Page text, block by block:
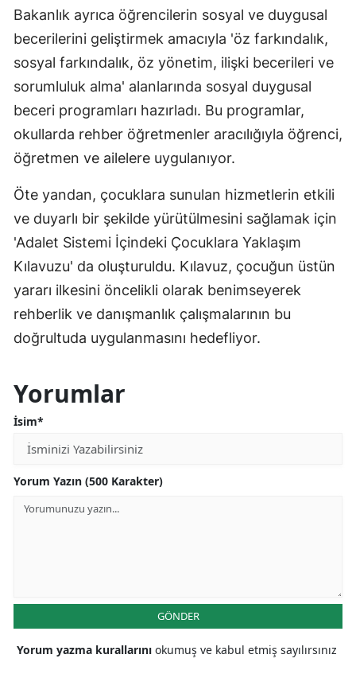
Bakanlık ayrıca öğrencilerin sosyal ve duygusal
becerilerini geliştirmek amacıyla 'öz farkındalık,
sosyal farkındalık, öz yönetim, ilişki becerileri ve
sorumluluk alma' alanlarında sosyal duygusal
beceri programları hazırladı. Bu programlar,
okullarda rehber öğretmenler aracılığıyla öğrenci,
öğretmen ve ailelere uygulanıyor.
Öte yandan, çocuklara sunulan hizmetlerin etkili
ve duyarlı bir şekilde yürütülmesini sağlamak için
'Adalet Sistemi İçindeki Çocuklara Yaklaşım
Kılavuzu' da oluşturuldu. Kılavuz, çocuğun üstün
yararı ilkesini öncelikli olarak benimseyerek
rehberlik ve danışmanlık çalışmalarının bu
doğrultuda uygulanmasını hedefliyor.
Yorumlar
İsim*
Yorum Yazın (500 Karakter)
GÖNDER
Yorum yazma kurallarını okumuş ve kabul etmiş sayılırsınız